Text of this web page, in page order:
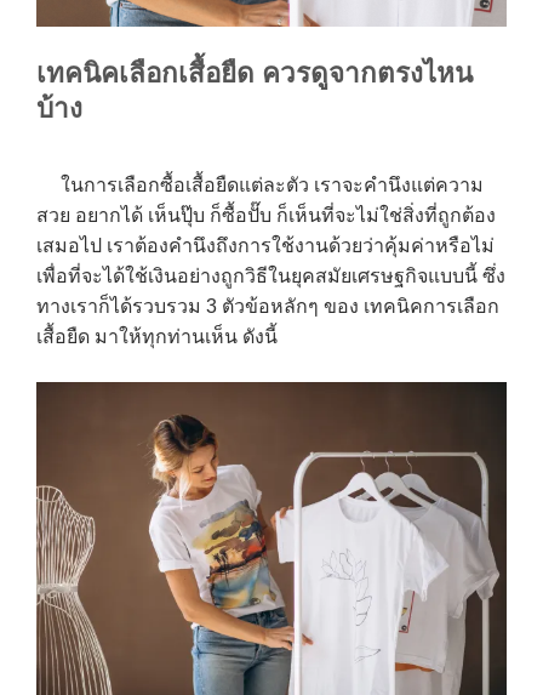
เทคนิคเลือกเสื้อยืด ควรดูจากตรงไหน
บ้าง
ในการเลือกซื้อเสื้อยืดแต่ละตัว เราจะคำนึงแต่ความ
สวย อยากได้ เห็นปุ๊บ ก็ซื้อปั๊บ ก็เห็นที่จะไม่ใช่สิ่งที่ถูกต้อง
เสมอไป เราต้องคำนึงถึงการใช้งานด้วยว่าคุ้มค่าหรือไม่
เพื่อที่จะได้ใช้เงินอย่างถูกวิธีในยุคสมัยเศรษฐกิจแบบนี้ ซึ่ง
ทางเราก็ได้รวบรวม 3 ตัวข้อหลักๆ ของ เทคนิคการเลือก
เสื้อยืด มาให้ทุกท่านเห็น ดังนี้